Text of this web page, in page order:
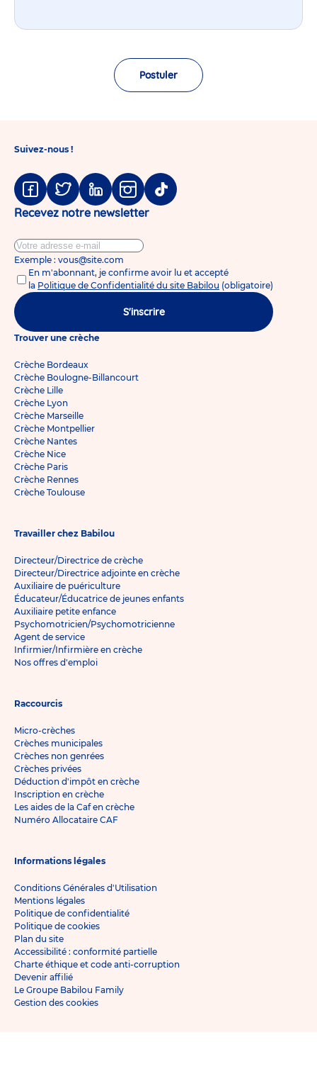
Postuler
Suivez-nous !
Facebook
TwitterLinkedinInstagram
Tiktok
Recevez notre newsletter
Exemple : vous@site.com
En m'abonnant, je confirme avoir lu et accepté
la Politique de Confidentialité du site Babilou (obligatoire)
S'inscrire
Trouver une crèche
Crèche Bordeaux
Crèche Boulogne-Billancourt
Crèche Lille
Crèche Lyon
Crèche Marseille
Crèche Montpellier
Crèche Nantes
Crèche Nice
Crèche Paris
Crèche Rennes
Crèche Toulouse
Travailler chez Babilou
Directeur/Directrice de crèche
Directeur/Directrice adjointe en crèche
Auxiliaire de puériculture
Éducateur/Éducatrice de jeunes enfants
Auxiliaire petite enfance
Psychomotricien/Psychomotricienne
Agent de service
Infirmier/Infirmière en crèche
Nos offres d'emploi
Raccourcis
Micro-crèches
Crèches municipales
Crèches non genrées
Crèches privées
Déduction d'impôt en crèche
Inscription en crèche
Les aides de la Caf en crèche
Numéro Allocataire CAF
Informations légales
Conditions Générales d'Utilisation
Mentions légales
Politique de confidentialité
Politique de cookies
Plan du site
Accessibilité : conformité partielle
Charte éthique et code anti-corruption
Devenir affilié
Le Groupe Babilou Family
Gestion des cookies